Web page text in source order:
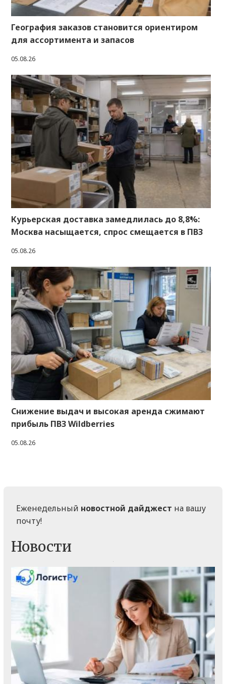
География заказов становится ориентиром
для ассортимента и запасов
05.08.26
Курьерская доставка замедлилась до 8,8%:
Москва насыщается, спрос смещается в ПВЗ
05.08.26
Снижение выдач и высокая аренда сжимают
прибыль ПВЗ Wildberries
05.08.26
Еженедельный новостной дайджест на вашу
почту!
Новости